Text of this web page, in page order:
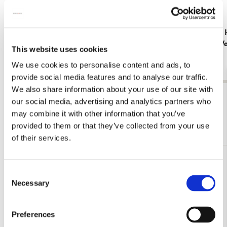
This website uses cookies
We use cookies to personalise content and ads, to
provide social media features and to analyse our traffic.
We also share information about your use of our site with
our social media, advertising and analytics partners who
may combine it with other information that you’ve
provided to them or that they’ve collected from your use
of their services.
Selection
Necessary
Preferences
Mauritshuis
€ 3,50
Schrift
Johannes
Bekijk alles van Johannes Vermeer
Meer van Mauritshuis
verlanglijst